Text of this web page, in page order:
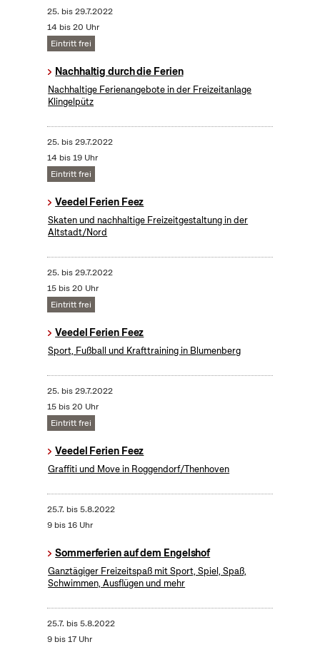
25. bis29.7.2022
14 bis 20 Uhr
Eintritt frei
Nachhaltig durch die Ferien
Nachhaltige Ferienangebote in der Freizeitanlage
Klingelpütz
25. bis29.7.2022
14 bis 19 Uhr
Eintritt frei
Veedel Ferien Feez
Skaten und nachhaltige Freizeitgestaltung in der
Altstadt/Nord
25. bis29.7.2022
15 bis 20 Uhr
Eintritt frei
Veedel Ferien Feez
Sport, Fußball und Krafttraining in Blumenberg
25. bis29.7.2022
15 bis 20 Uhr
Eintritt frei
Veedel Ferien Feez
Graffiti und Move in Roggendorf/Thenhoven
25.7. bis5.8.2022
9 bis 16 Uhr
Sommerferien auf dem Engelshof
Ganztägiger Freizeitspaß mit Sport, Spiel, Spaß,
Schwimmen, Ausflügen und mehr
25.7. bis5.8.2022
9 bis 17 Uhr